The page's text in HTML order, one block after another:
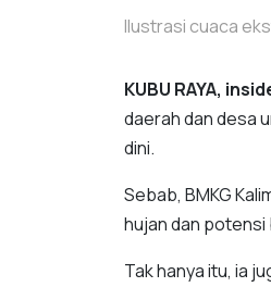
Ilustrasi cuaca
KUBU RAYA,
daerah dan desa
dini.
Sebab, BMKG
hujan dan potensi
Tak hanya itu, ia